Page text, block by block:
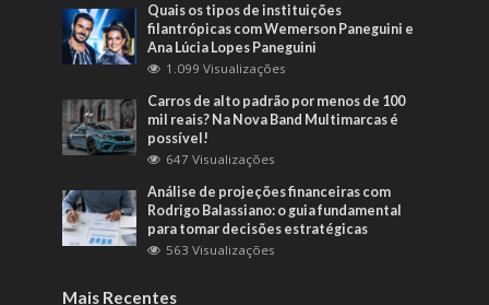
Quais os tipos de instituições
filantrópicas com Wemerson Paneguini e
Ana Lúcia Lopes Paneguini
1.099 Visualizações
Carros de alto padrão por menos de 100
mil reais? Na Nova Band Multimarcas é
possível!
647 Visualizações
Análise de projeções financeiras com
Rodrigo Balassiano: o guia fundamental
para tomar decisões estratégicas
563 Visualizações
Mais Recentes